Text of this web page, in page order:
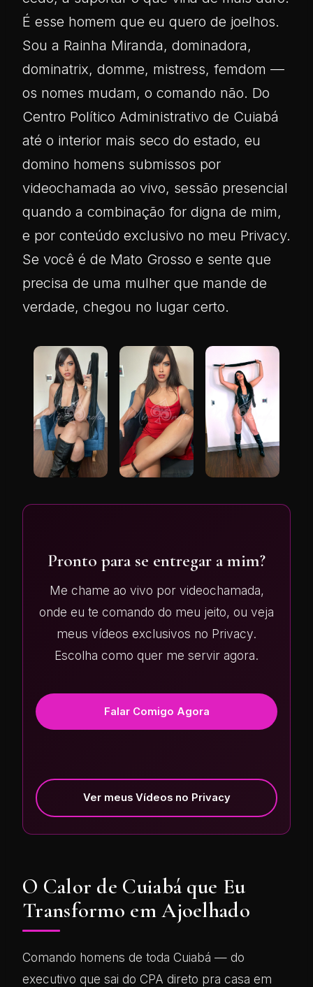
É esse homem que eu quero de joelhos.
Sou a Rainha Miranda, dominadora,
dominatrix, domme, mistress, femdom —
os nomes mudam, o comando não. Do
Centro Político Administrativo de Cuiabá
até o interior mais seco do estado, eu
domino homens submissos por
videochamada ao vivo, sessão presencial
quando a combinação for digna de mim,
e por conteúdo exclusivo no meu Privacy.
Se você é de Mato Grosso e sente que
precisa de uma mulher que mande de
verdade, chegou no lugar certo.
Pronto para se entregar a mim?
Me chame ao vivo por videochamada,
onde eu te comando do meu jeito, ou veja
meus vídeos exclusivos no Privacy.
Escolha como quer me servir agora.
Falar Comigo Agora
Ver meus Vídeos no Privacy
O Calor de Cuiabá que Eu
Transformo em Ajoelhado
Comando homens de toda Cuiabá — do
executivo que sai do CPA direto pra casa em